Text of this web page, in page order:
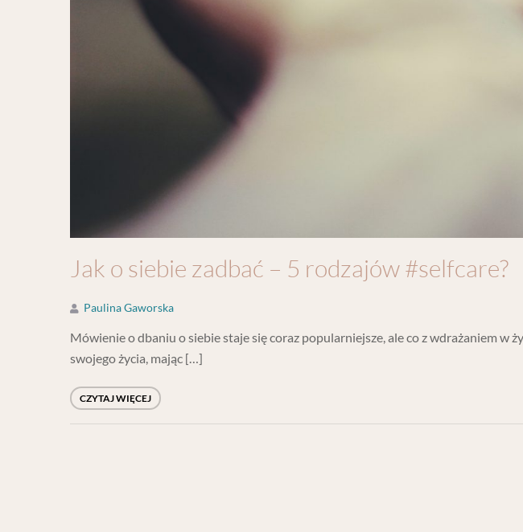
Jak o siebie zadbać – 5 rodzajów #selfcare?
Paulina Gaworska
Mówienie o dbaniu o siebie staje się coraz popularniejsze, ale co z wdrażaniem w
swojego życia, mając […]
CZYTAJ WIĘCEJ